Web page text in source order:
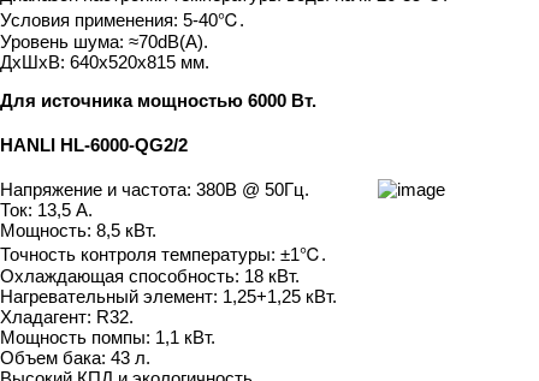
Условия применения: 5-40℃.
Уровень шума: ≈70dB(A).
ДxШxВ: 640x520x815 мм.
Для источника мощностью 6000 Вт.
HANLI HL-6000-QG2/2
Напряжение и частота: 380В @ 50Гц.
Ток: 13,5 A.
Мощность: 8,5 кВт.
Точность контроля температуры: ±1℃.
Охлаждающая способность: 18 кВт.
Нагревательный элемент: 1,25+1,25 кВт.
Хладагент: R32.
Мощность помпы: 1,1 кВт.
Объем бака: 43 л.